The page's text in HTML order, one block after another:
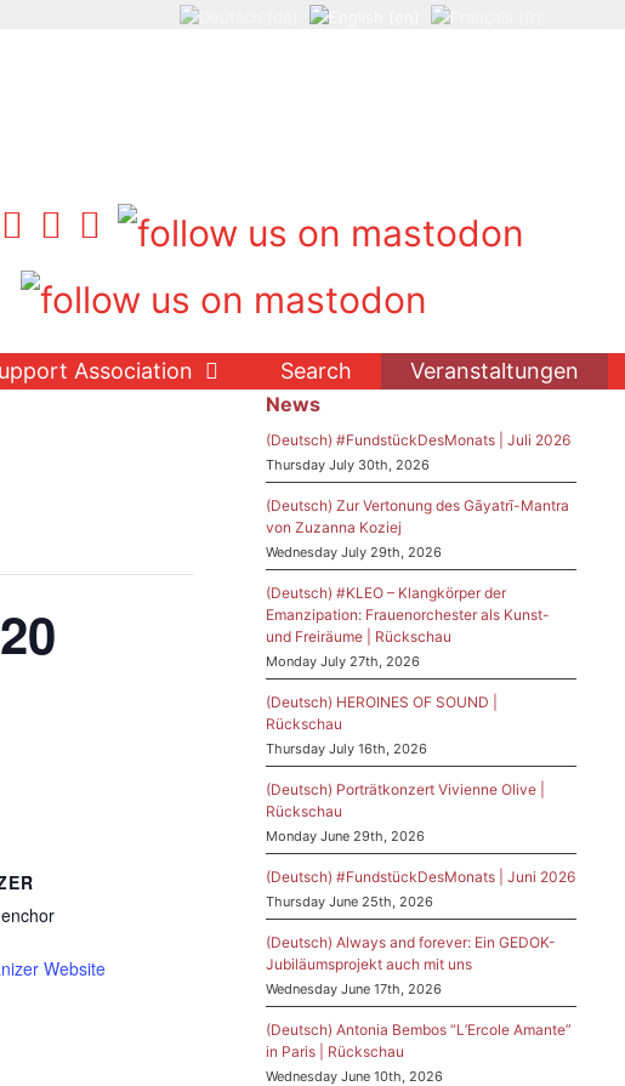
Association Search Veranstaltungen
Website
News
(Deutsch) #FundstückDesMonats | Juli 2026
Thursday July 30th, 2026
(Deutsch) Zur Vertonung des Gāyatrī-Mantra
von Zuzanna Koziej
Wednesday July 29th, 2026
(Deutsch) #KLEO – Klangkörper der
Emanzipation: Frauenorchester als Kunst-
und Freiräume | Rückschau
Monday July 27th, 2026
(Deutsch) HEROINES OF SOUND |
Rückschau
Thursday July 16th, 2026
(Deutsch) Porträtkonzert Vivienne Olive |
Rückschau
Monday June 29th, 2026
(Deutsch) #FundstückDesMonats | Juni 2026
Thursday June 25th, 2026
(Deutsch) Always and forever: Ein GEDOK-
Jubiläumsprojekt auch mit uns
Wednesday June 17th, 2026
(Deutsch) Antonia Bembos “L’Ercole Amante”
in Paris | Rückschau
Wednesday June 10th, 2026